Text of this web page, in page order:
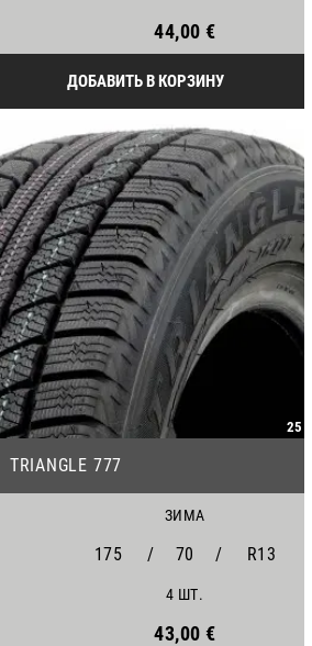
44,00 €
ДОБАВИТЬ В КОРЗИНУ
25
TRIANGLE 777
ЗИМА
175 / 70 / R13
4 ШТ.
43,00 €